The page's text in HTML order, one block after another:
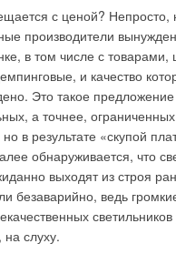
с ценой?
производители
в том числе с товарами,
и качество
Это такое
а точнее,
в результате «скупой
обнаруживается, что
выходят из строя
безаварийно, ведь
светильников
слуху.
более дорогостоящим
роторами стоит примерно
одним, даже если
одинакова. В то же
намного более
характеристикам,
И если один из
часть ветряка всё
энергию, в отличие от
отрасли
изменениями
ВИЭ в последние годы
«замедленным».
(Michael Liebreich),
компании Bloomberg New
что ожидание замены
новейшие ощущается
внедрения чего-либо